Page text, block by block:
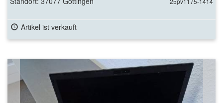
Artikel ist verkauft